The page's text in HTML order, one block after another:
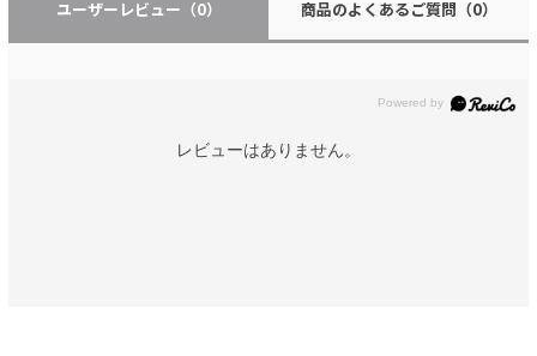
ユーザーレビュー （0） 商品のよくあるご質問 （0）
レビューはありません。